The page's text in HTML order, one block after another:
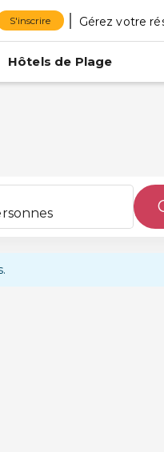
S'inscrire Gérez votre
Hôtels de Plage